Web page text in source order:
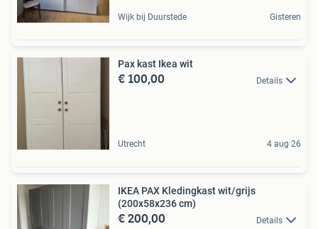
Wijk bij Duurstede Gisteren
Pax kast Ikea wit
€ 100,00 Details
Utrecht 4 aug 26
IKEA PAX Kledingkast wit/grijs
(200x58x236 cm)
€ 200,00 Details